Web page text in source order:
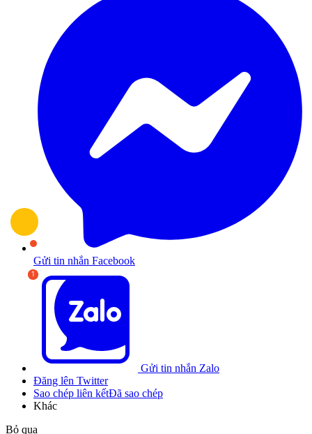
Gửi tin nhắn Facebook
Gửi tin nhắn Zalo
Đăng lên Twitter
Sao chép liên kếtĐã sao chép
Khác
Bỏ qua